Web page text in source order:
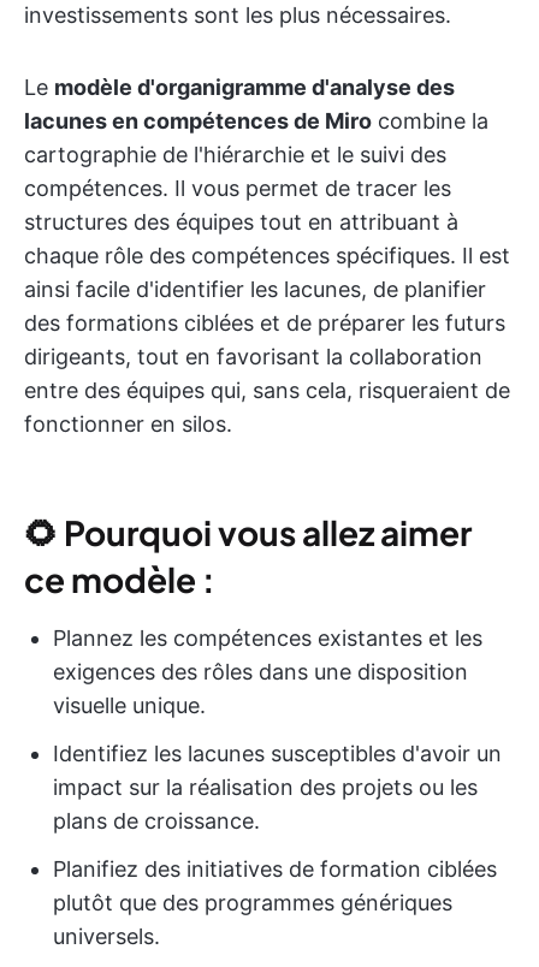
investissements sont les plus nécessaires.
Le modèle d'organigramme d'analyse des
lacunes en compétences de Miro combine la
cartographie de l'hiérarchie et le suivi des
compétences. Il vous permet de tracer les
structures des équipes tout en attribuant à
chaque rôle des compétences spécifiques. Il est
ainsi facile d'identifier les lacunes, de planifier
des formations ciblées et de préparer les futurs
dirigeants, tout en favorisant la collaboration
entre des équipes qui, sans cela, risqueraient de
fonctionner en silos.
🌻 Pourquoi vous allez aimer
ce modèle :
Plannez les compétences existantes et les
exigences des rôles dans une disposition
visuelle unique.
Identifiez les lacunes susceptibles d'avoir un
impact sur la réalisation des projets ou les
plans de croissance.
Planifiez des initiatives de formation ciblées
plutôt que des programmes génériques
universels.